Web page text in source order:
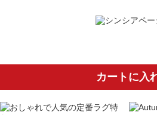
カートに入